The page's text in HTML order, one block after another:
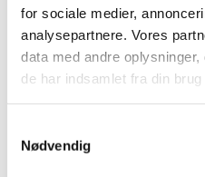
for sociale medier,
analysepartnere. Vores
data med andre
de har indsamlet fra din
Nødvendig